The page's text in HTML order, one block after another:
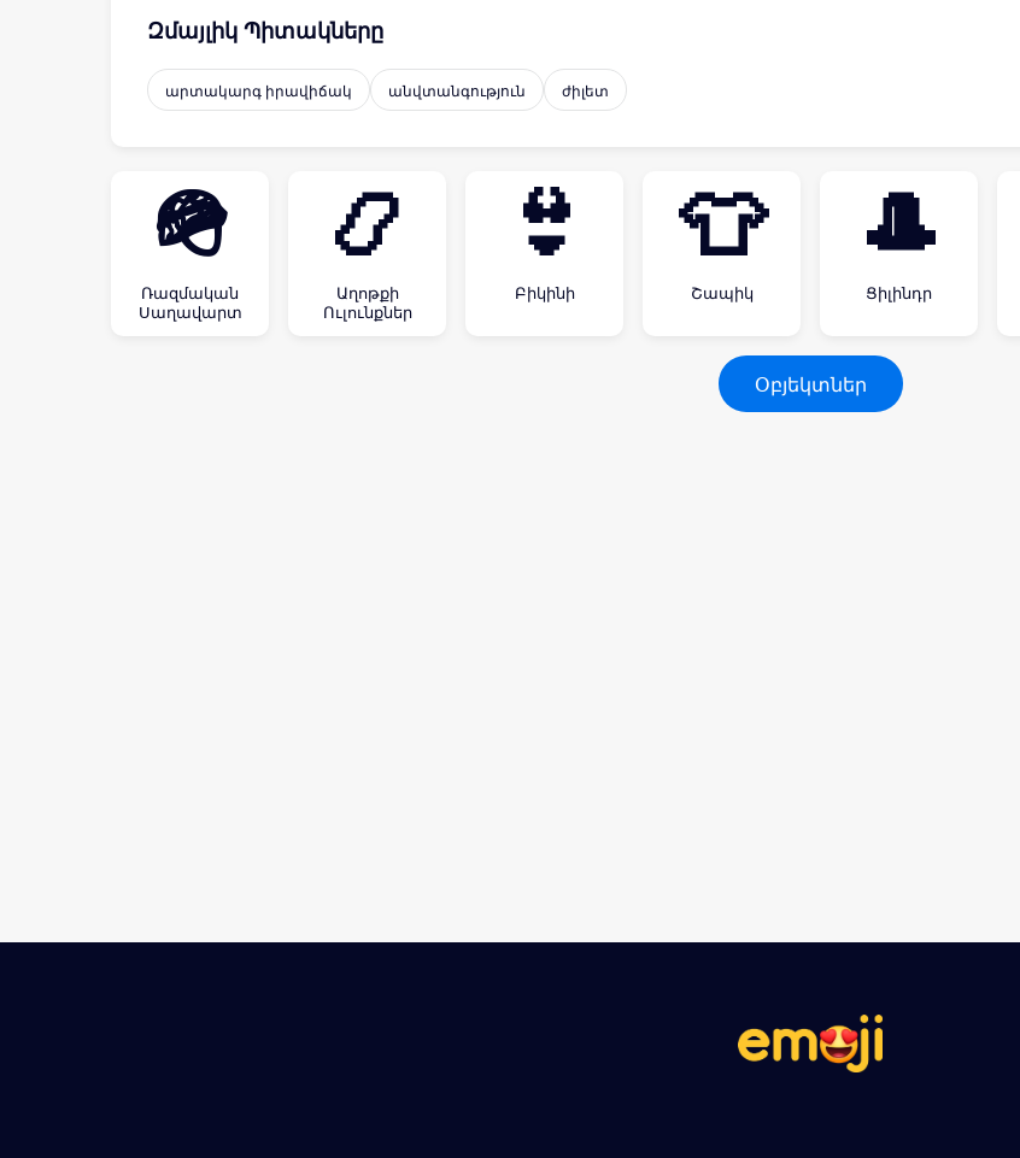
Զմայլիկ Պիտակները
արտակարգ իրավիճակ անվտանգություն ժիլետ
🪖
Ռազմական
Սաղավարտ
📿
Աղոթքի
Ուլունքներ
👙
Բիկինի
👕
Շապիկ
🎩
Ցիլինդր
Օբյեկտներ